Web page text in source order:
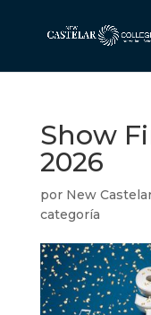
Show
2026
por New
categoría